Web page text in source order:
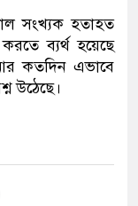
সংখ্যক হতাহত
ব্যর্থ হয়েছে
কতদিন এভাবে
উঠেছে।